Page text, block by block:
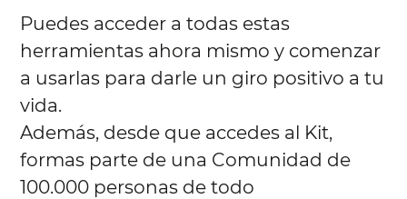
Puedes acceder a todas estas
herramientas ahora mismo y comenzar
a usarlas para darle un giro positivo a tu
vida.
Además, desde que accedes al Kit,
formas parte de una Comunidad de
100.000 personas de todo